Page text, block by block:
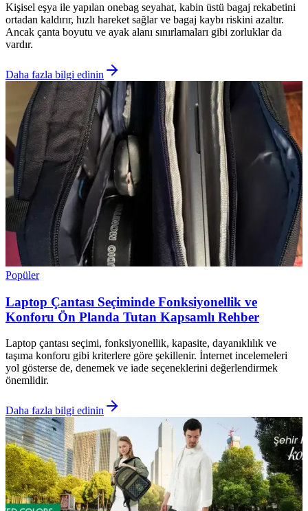
Kişisel eşya ile yapılan onebag seyahat, kabin üstü bagaj rekabetini
ortadan kaldırır, hızlı hareket sağlar ve bagaj kaybı riskini azaltır.
Ancak çanta boyutu ve ayak alanı sınırlamaları gibi zorluklar da
vardır.
Daha fazla bilgi edinin
Popüler
Laptop Çantası Seçiminde Fonksiyonellik ve
Konforu Ön Planda Tutan Kapsamlı Rehber
Laptop çantası seçimi, fonksiyonellik, kapasite, dayanıklılık ve
taşıma konforu gibi kriterlere göre şekillenir. İnternet incelemeleri
yol gösterse de, denemek ve iade seçeneklerini değerlendirmek
önemlidir.
Daha fazla bilgi edinin